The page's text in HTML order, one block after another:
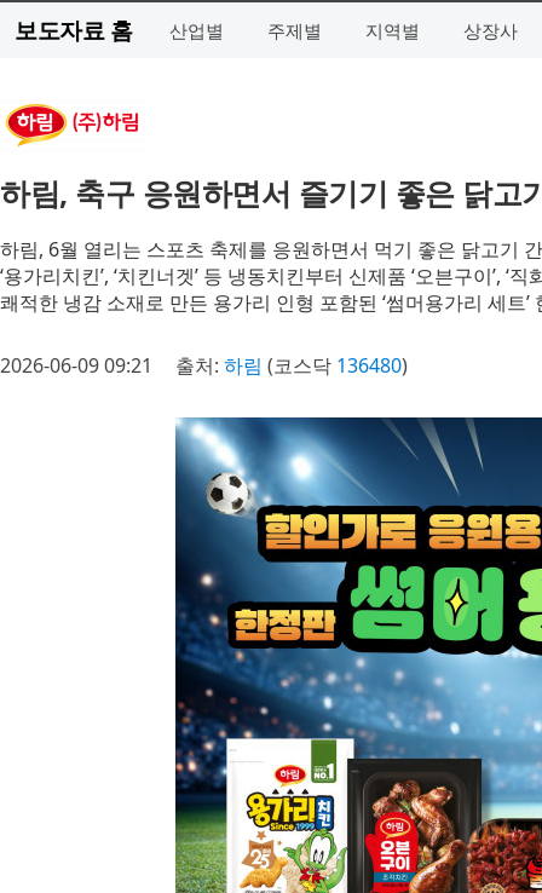
보도자료 홈 산업별 주제별 지역별 상장사
하림, 축구 응원하면서 즐기기 좋은 닭고
하림, 6월 열리는 스포츠 축제를 응원하면서 먹기 좋은 닭고기
‘용가리치킨’, ‘치킨너겟’ 등 냉동치킨부터 신제품 ‘오븐구이’, ‘
쾌적한 냉감 소재로 만든 용가리 인형 포함된 ‘썸머용가리 세트
2026-06-09 09:21 출처: 하림 (코스닥 136480)